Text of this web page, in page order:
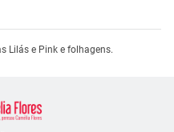
Lilás e Pink e folhagens.